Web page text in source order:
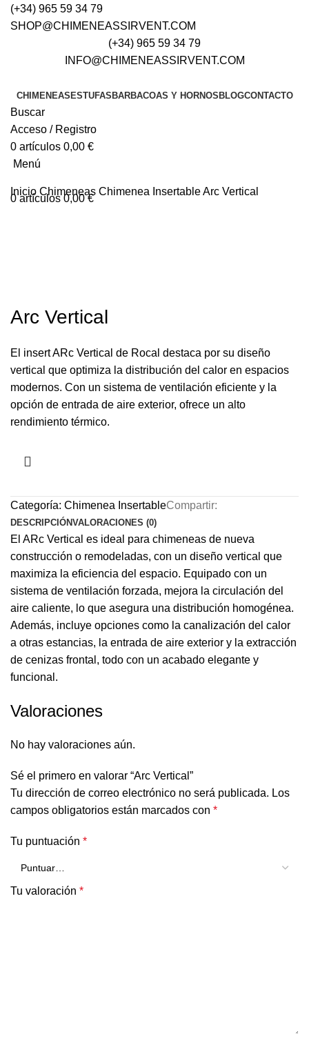
(+34) 965 59 34 79
SHOP@CHIMENEASSIRVENT.COM
(+34) 965 59 34 79
INFO@CHIMENEASSIRVENT.COM
CHIMENEAS ESTUFAS BARBACOAS Y HORNOS BLOGCONTACTO
Buscar
Acceso / Registro
0 artículos 0,00 €
Menú
0artículos 0,00€
Inicio Chimeneas Chimenea InsertableArc Vertical
Arc Vertical
El insert ARc Vertical de Rocal destaca por su diseño
vertical que optimiza la distribución del calor en espacios
modernos. Con un sistema de ventilación eficiente y la
opción de entrada de aire exterior, ofrece un alto
rendimiento térmico.
Categoría: Chimenea InsertableCompartir:
DESCRIPCIÓNVALORACIONES (0)
El ARc Vertical es ideal para chimeneas de nueva
construcción o remodeladas, con un diseño vertical que
maximiza la eficiencia del espacio. Equipado con un
sistema de ventilación forzada, mejora la circulación del
aire caliente, lo que asegura una distribución homogénea.
Además, incluye opciones como la canalización del calor
a otras estancias, la entrada de aire exterior y la extracción
de cenizas frontal, todo con un acabado elegante y
funcional.
Valoraciones
No hay valoraciones aún.
Sé el primero en valorar “Arc Vertical”
Tu dirección de correo electrónico no será publicada. Los
campos obligatorios están marcados con *
Tu puntuación *
Tu valoración *